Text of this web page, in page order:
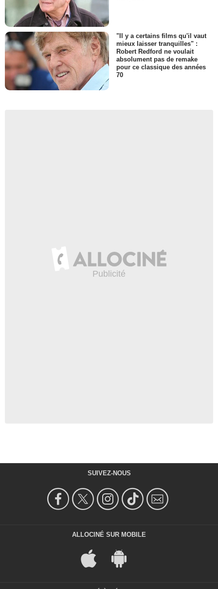
"Il y a certains films qu'il vaut
mieux laisser tranquilles" :
Robert Redford ne voulait
absolument pas de remake
pour ce classique des années
70
SUIVEZ-NOUS
ALLOCINÉ SUR MOBILE